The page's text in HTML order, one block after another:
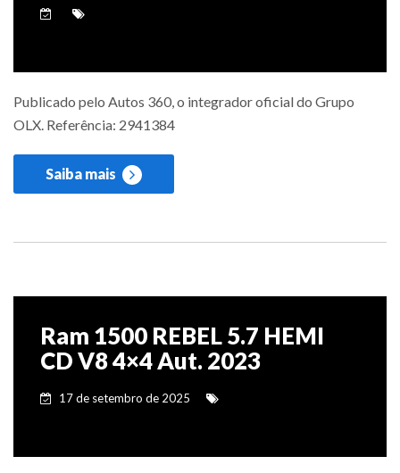
Publicado pelo Autos 360, o integrador oficial do Grupo
OLX. Referência: 2941384
Saiba mais
Ram 1500 REBEL 5.7 HEMI
CD V8 4×4 Aut. 2023
17 de setembro de 2025